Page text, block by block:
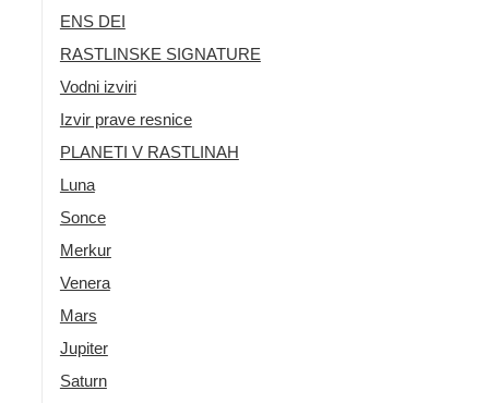
ENS DEI
RASTLINSKE SIGNATURE
Vodni izviri
Izvir prave resnice
PLANETI V RASTLINAH
Luna
Sonce
Merkur
Venera
Mars
Jupiter
Saturn